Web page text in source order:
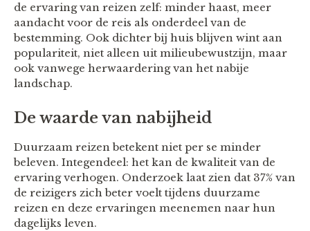
de ervaring van reizen zelf: minder haast, meer
aandacht voor de reis als onderdeel van de
bestemming. Ook dichter bij huis blijven wint aan
populariteit, niet alleen uit milieubewustzijn, maar
ook vanwege herwaardering van het nabije
landschap.
De waarde van nabijheid
Duurzaam reizen betekent niet per se minder
beleven. Integendeel: het kan de kwaliteit van de
ervaring verhogen. Onderzoek laat zien dat 37% van
de reizigers zich beter voelt tijdens duurzame
reizen en deze ervaringen meenemen naar hun
dagelijks leven.